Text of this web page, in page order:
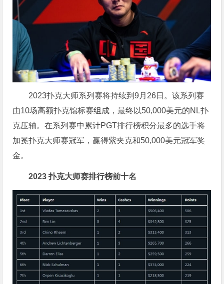
2023扑克大师系列赛将持续到9月26日。该系列赛
由10场高额扑克锦标赛组成，最终以50,000美元的NL扑
克压轴。在系列赛中累计PGT排行榜积分最多的选手将
加冕扑克大师赛冠军，赢得紫夹克和50,000美元冠军奖
金。
2023 扑克大师赛排行榜前十名